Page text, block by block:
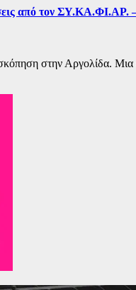
από τον ΣΥ.ΚΑ.ΦΙ.ΑΡ.
στην Αργολίδα. Μια